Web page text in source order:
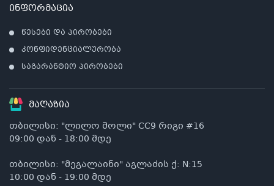
ინფორმაცია
წესები და პირობები
კონფიდენციალურობა
საგარანტიო პირობები
მაღაზია
თბილისი: "ლილო მოლი" CC9 რიგი #16
09:00 დან - 18:00 მდე
თბილისი: "მეგალაინი" აგლაძის ქ: N:15
10:00 დან - 19:00 მდე